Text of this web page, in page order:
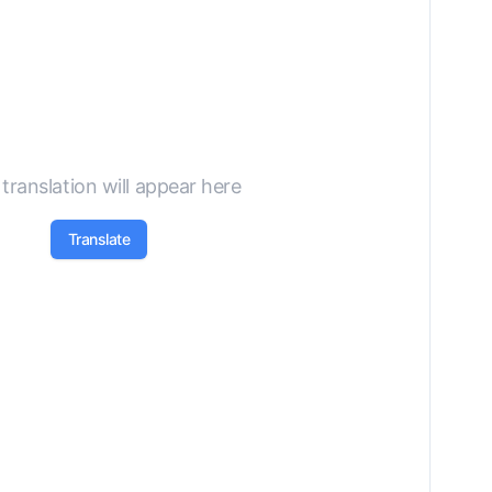
will appear here
Translate